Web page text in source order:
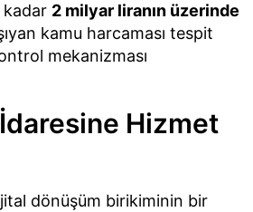
kadar 2 milyar liranın üzerinde
kamu harcaması tespit
mekanizması
Hizmet
dönüşüm birikiminin bir